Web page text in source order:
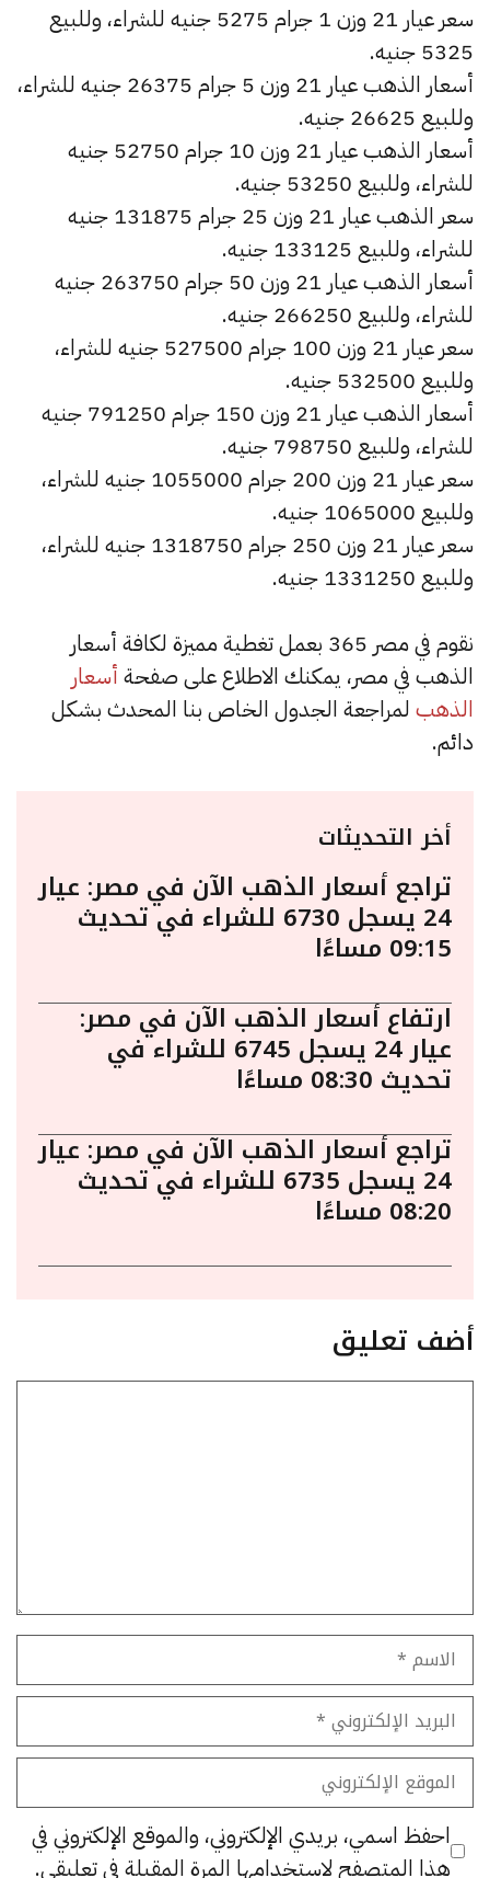
سعر عيار 21 وزن 1 جرام 5275 جنيه للشراء، وللبيع
5325 جنيه.
أسعار الذهب عيار 21 وزن 5 جرام 26375 جنيه للشراء،
وللبيع 26625 جنيه.
أسعار الذهب عيار 21 وزن 10 جرام 52750 جنيه
للشراء، وللبيع 53250 جنيه.
سعر الذهب عيار 21 وزن 25 جرام 131875 جنيه
للشراء، وللبيع 133125 جنيه.
أسعار الذهب عيار 21 وزن 50 جرام 263750 جنيه
للشراء، وللبيع 266250 جنيه.
سعر عيار 21 وزن 100 جرام 527500 جنيه للشراء،
وللبيع 532500 جنيه.
أسعار الذهب عيار 21 وزن 150 جرام 791250 جنيه
للشراء، وللبيع 798750 جنيه.
سعر عيار 21 وزن 200 جرام 1055000 جنيه للشراء،
وللبيع 1065000 جنيه.
سعر عيار 21 وزن 250 جرام 1318750 جنيه للشراء،
وللبيع 1331250 جنيه.
نقوم في مصر 365 بعمل تغطية مميزة لكافة أسعار
الذهب في مصر، يمكنك الاطلاع على صفحة أسعار
الذهب لمراجعة الجدول الخاص بنا المحدث بشكل
دائم.
أخر التحديثات
تراجع أسعار الذهب الآن في مصر: عيار
24 يسجل 6730 للشراء في تحديث
09:15 مساءًا
ارتفاع أسعار الذهب الآن في مصر:
عيار 24 يسجل 6745 للشراء في
تحديث 08:30 مساءًا
تراجع أسعار الذهب الآن في مصر: عيار
24 يسجل 6735 للشراء في تحديث
08:20 مساءًا
أضف تعليق
الاسم
البريد
الإلكتروني
الموقع
الإلكتروني
احفظ اسمي، بريدي الإلكتروني، والموقع الإلكتروني في
هذا المتصفح لاستخدامها المرة المقبلة في تعليقي.